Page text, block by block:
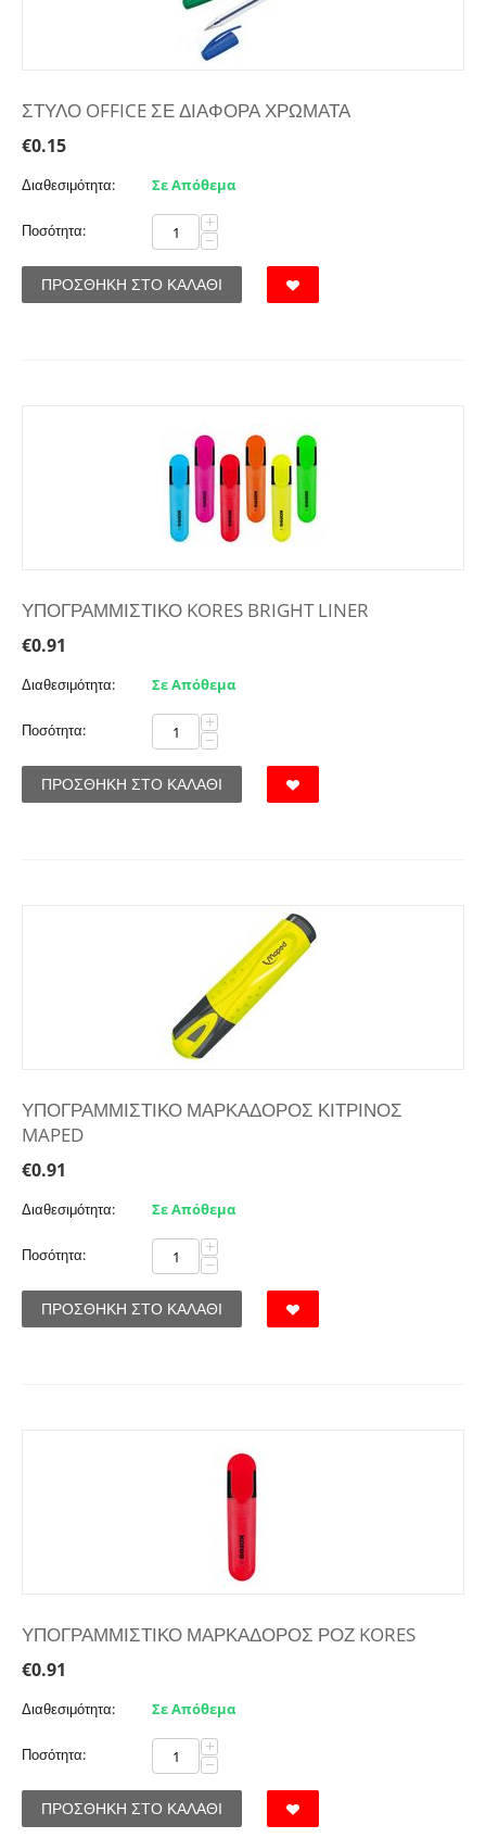
ΣΤΥΛΟ OFFICE ΣΕ ΔΙΑΦΟΡΑ ΧΡΩΜΑΤΑ
€0.15
Διαθεσιμότητα: Σε Απόθεμα
Ποσότητα: +
−
ΠΡΟΣΘΉΚΗ ΣΤΟ ΚΑΛΆΘΙ
ΥΠΟΓΡΑΜΜΙΣΤΙΚΟ KORES BRIGHT LINER
€0.91
Διαθεσιμότητα: Σε Απόθεμα
Ποσότητα: +
−
ΠΡΟΣΘΉΚΗ ΣΤΟ ΚΑΛΆΘΙ
ΥΠΟΓΡΑΜΜΙΣΤΙΚΟ ΜΑΡΚΑΔΟΡΟΣ ΚΙΤΡΙΝΟΣ
MAPED
€0.91
Διαθεσιμότητα: Σε Απόθεμα
Ποσότητα: +
−
ΠΡΟΣΘΉΚΗ ΣΤΟ ΚΑΛΆΘΙ
ΥΠΟΓΡΑΜΜΙΣΤΙΚΟ ΜΑΡΚΑΔΟΡΟΣ ΡΟΖ KORES
€0.91
Διαθεσιμότητα: Σε Απόθεμα
Ποσότητα: +
−
ΠΡΟΣΘΉΚΗ ΣΤΟ ΚΑΛΆΘΙ